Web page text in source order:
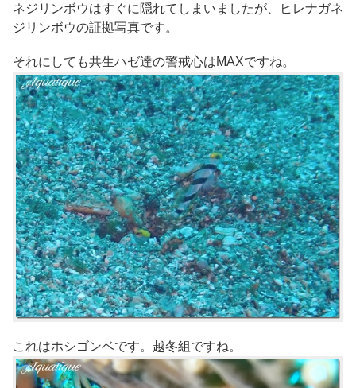
ネジリンボウはすぐに隠れてしまいましたが、ヒレナガネ
ジリンボウの証拠写真です。
それにしても共生ハゼ達の警戒心はMAXですね。
これはホシゴンベです。越冬組ですね。